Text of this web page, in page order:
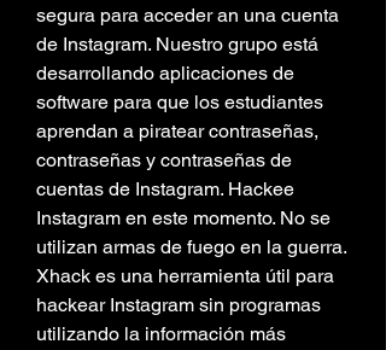
segura para acceder an una cuenta
de Instagram. Nuestro grupo está
desarrollando aplicaciones de
software para que los estudiantes
aprendan a piratear contraseñas,
contraseñas y contraseñas de
cuentas de Instagram. Hackee
Instagram en este momento. No se
utilizan armas de fuego en la guerra.
Xhack es una herramienta útil para
hackear Instagram sin programas
utilizando la información más